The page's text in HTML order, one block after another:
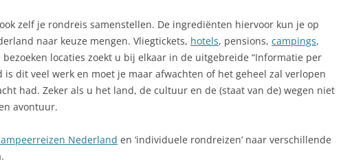
zelf je rondreis samenstellen. De ingrediënten hiervoor kun je op
naar keuze mengen. Vliegtickets, hotels, pensions, campings,
bezoeken locaties zoekt u bij elkaar in de uitgebreide “Informatie per
is dit veel werk en moet je maar afwachten of het geheel zal verlopen
had. Zeker als u het land, de cultuur en de (staat van de) wegen niet
avontuur.
Nederland en ‘individuele rondreizen’ naar verschillende